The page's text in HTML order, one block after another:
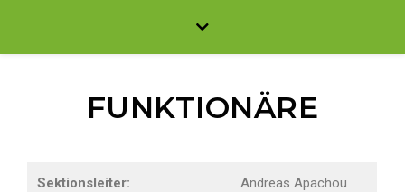
FUNKTIONÄRE
Sektionsleiter: Andreas Apachou